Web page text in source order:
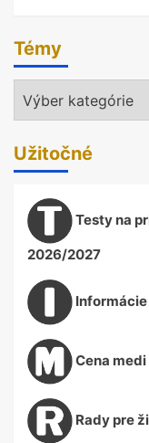
Témy
Témy
Užitočné
Testy na
2026/2027
Cena
Rady pre